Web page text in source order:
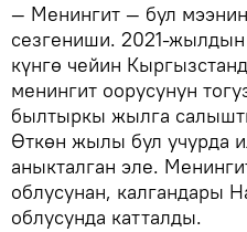
— Менингит — бул
сезгениши. 2021-
күнгө чейин
менингит оорусунун
былтыркы жылга
Өткөн жылы бул учурда
аныкталган эле.
облусунан,
облусунда катталды.